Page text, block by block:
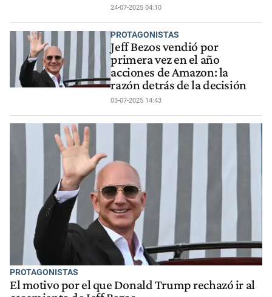
24-07-2025 04:10
PROTAGONISTAS
Jeff Bezos vendió por
primera vez en el año
acciones de Amazon: la
razón detrás de la decisión
03-07-2025 14:43
PROTAGONISTAS
El motivo por el que Donald Trump rechazó ir al